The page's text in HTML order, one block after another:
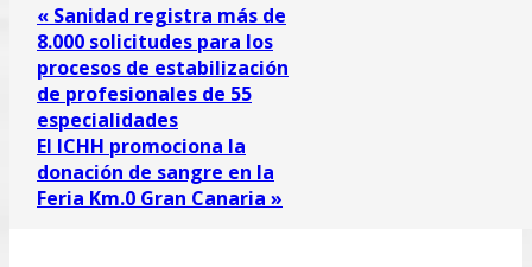
« Sanidad registra más de
8.000 solicitudes para los
procesos de estabilización
de profesionales de 55
especialidades
El ICHH promociona la
donación de sangre en la
Feria Km.0 Gran Canaria »